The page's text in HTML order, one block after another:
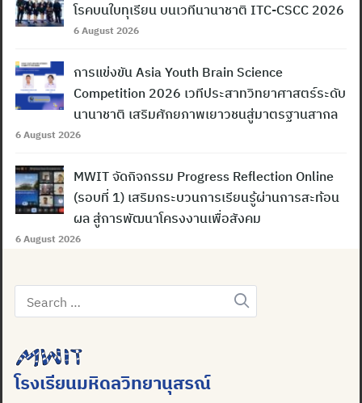
โรคบนใบทุเรียน บนเวทีนานาชาติ ITC-CSCC 2026
6 August 2026
การแข่งขัน Asia Youth Brain Science
Competition 2026 เวทีประสาทวิทยาศาสตร์ระดับ
นานาชาติ เสริมศักยภาพเยาวชนสู่มาตรฐานสากล
6 August 2026
MWIT จัดกิจกรรม Progress Reflection Online
(รอบที่ 1) เสริมกระบวนการเรียนรู้ผ่านการสะท้อน
ผล สู่การพัฒนาโครงงานเพื่อสังคม
6 August 2026
Search
for:
โรงเรียนมหิดลวิทยานุสรณ์